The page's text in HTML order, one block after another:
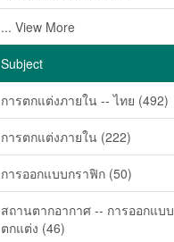
... View More
Subject
การตกแต่งภายใน -- ไทย (492)
การตกแต่งภายใน (222)
การออกแบบกราฟิก (50)
สถานตากอากาศ -- การออกแบบ
ตกแต่ง (46)